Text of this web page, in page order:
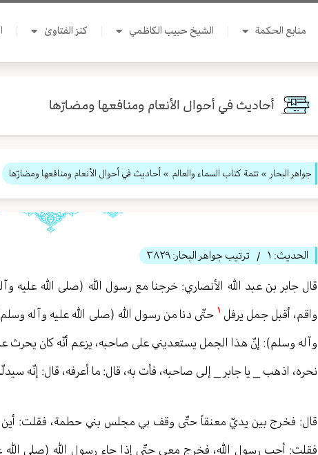
منابع الحكمة الشيخ حبيب الكاظمي كنز الفتاوىٰ
أحاديث في أحوال الأنعام ومنافعها ومضارّها
جواهر البحار » تتمة كتاب السماء والعالم » أحاديث في أحوال الأنعام ومنافعها ومضارّها
الحديث: ١ / ترتيب جواهر البحار: ٣٨٢٩
قال جابر بن عبد الله الأنصاري: خرجنا مع رسول الله (صلى الله عليه
واقم، أقبل جمل يرفل
حتّى دنا من رسول الله (صلى الله عليه وآله
وآله وسلم): إنّ هذا الجمل يستعديني على صاحبه، يزعم أنّه كان يحرث
نحره، اذهب _ يا جابر _ إلى صاحبه، فأت به، قال: ما أعرفه، قال: إنّه
قال: فخرج بين يديّ معنقاً حتّى وقف بي مجلس بني حطمة، فقلت: أين
فقلت: أجب رسول الله، فخرج معي حتّى إذا جاء رسول الله (صلى